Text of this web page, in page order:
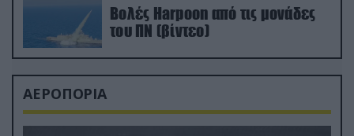
Βολές Harpoon από τις μονάδες
του ΠΝ (βίντεο)
ΑΕΡΟΠΟΡΙΑ